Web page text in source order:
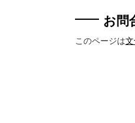
お問
このページは